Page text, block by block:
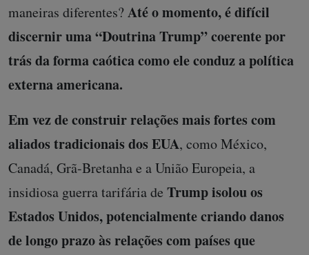
maneiras diferentes?Até o momento, é difícil
discernir uma “Doutrina Trump” coerente por
trás da forma caótica como ele conduz a política
externa americana.
Em vez de construir relações mais fortes com
aliados tradicionais dos EUA, como México,
Canadá, Grã-Bretanha e a União Europeia, a
insidiosa guerra tarifária de Trump isolou os
Estados Unidos, potencialmente criando danos
de longo prazo às relações com países que